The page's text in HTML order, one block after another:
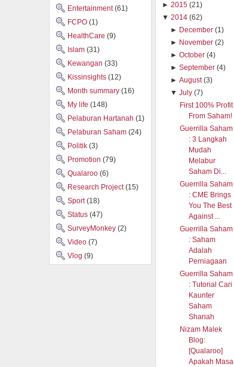
Entertainment(61)
FCPO (1)
HealthCare (9)
Islam (31)
Kewangan (33)
Kissinsights (12)
Month summary (16)
My life (148)
Pelaburan Hartanah (1)
Pelaburan Saham (24)
Politik (3)
Promotion (79)
Qualaroo (6)
Research Project(15)
Sport(18)
Status (47)
SurveyMonkey (2)
Video (7)
Vlog (9)
► 2015 (21)
▼ 2014 (62)
► December (1)
► November (2)
►October (4)
►September (4)
►August (3)
▼July (7)
First 100% Profit
From Saham!
Guerrilla Saham
: 3 Langkah
Mudah
Melabur
Saham Di...
Guerrilla Saham
: CME Brings
You The Best
Against ...
Guerrilla Saham
: Saham
Adalah
Perniagaan
Guerrilla Saham
: Tutorial Cari
Kaunter
Saham
Shariah
Nizam Malek
Blog:
[Qualaroo]
Apakah Masa